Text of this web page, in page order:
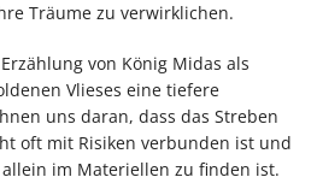
Träume zu verwirklichen.
von König Midas als
Vlieses eine tiefere
uns daran, dass das Streben
oft mit Risiken verbunden ist und
im Materiellen zu finden ist.